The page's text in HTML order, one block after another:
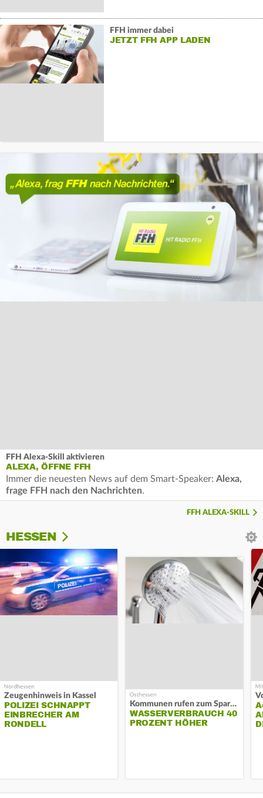
FFH immer dabei
JETZT FFH APP LADEN
FFH Alexa-Skill aktivieren
ALEXA, ÖFFNE FFH
Immer die neuesten News auf dem Smart-Speaker: Alexa,
frage FFH nach den Nachrichten.
FFH ALEXA-SKILL
HESSEN
Zeugenhinweis in Kassel
POLIZEI SCHNAPPT
EINBRECHER AM
RONDELL
Kommunen rufen zum Sparen auf
WASSERVERBRAUCH 40
PROZENT HÖHER